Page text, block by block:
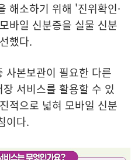
해소하기 위해 '진위확인·
바일 신분증을 실물 신분
했다.
사본보관이 필요한 다른
서비스를 활용할 수 있
적으로 넓혀 모바일 신분
이다.